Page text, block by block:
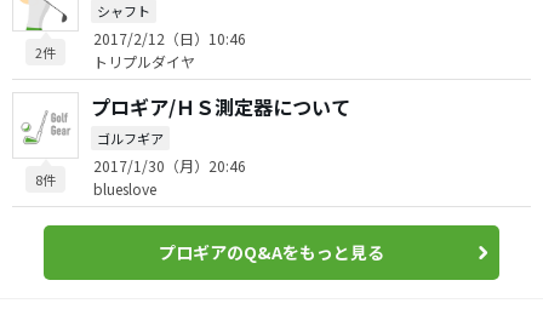
2件
シャフト
2017/2/12（日）10:46
トリプルダイヤ
8件
プロギア/ＨＳ測定器について
ゴルフギア
2017/1/30（月）20:46
blueslove
プロギアのQ&Aをもっと見る